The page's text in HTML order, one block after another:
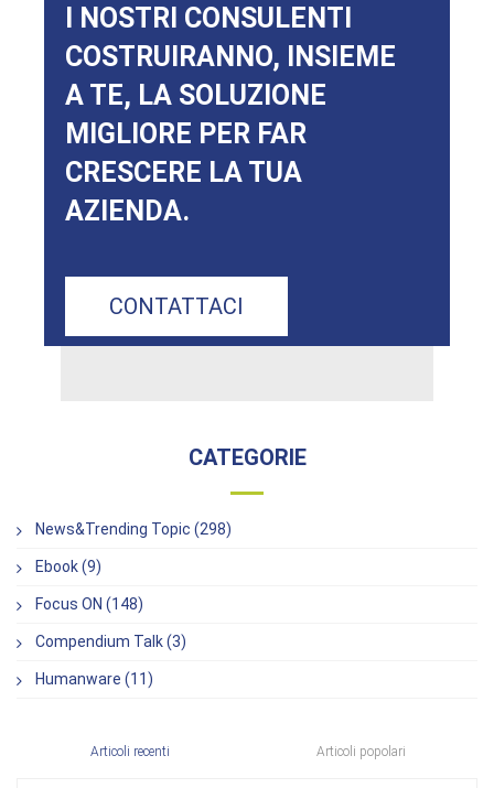
I NOSTRI CONSULENTI
COSTRUIRANNO, INSIEME
A TE, LA SOLUZIONE
MIGLIORE PER FAR
CRESCERE LA TUA
AZIENDA.
CONTATTACI
CATEGORIE
News&Trending Topic (298)
Ebook (9)
Focus ON (148)
Compendium Talk (3)
Humanware (11)
Articoli recenti Articoli popolari